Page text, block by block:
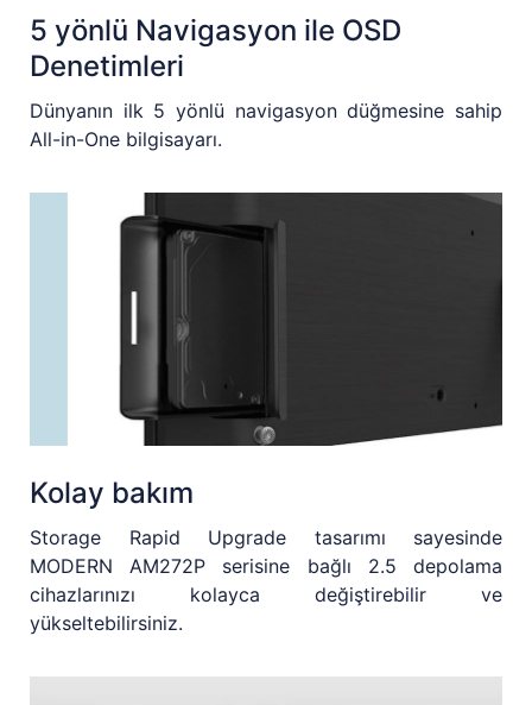
5 yönlü Navigasyon ile OSD
Denetimleri
Dünyanın ilk 5 yönlü navigasyon düğmesine sahip
All-in-One bilgisayarı.
Kolay bakım
Storage Rapid Upgrade tasarımı sayesinde
MODERN AM272P serisine bağlı 2.5 depolama
cihazlarınızı kolayca değiştirebilir ve
yükseltebilirsiniz.